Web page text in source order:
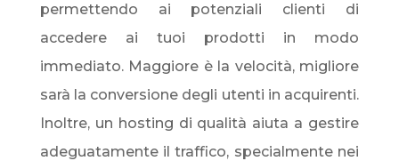
permettendo ai potenziali clienti di
accedere ai tuoi prodotti in modo
immediato. Maggiore è la velocità, migliore
sarà la conversione degli utenti in acquirenti.
Inoltre, un hosting di qualità aiuta a gestire
adeguatamente il traffico, specialmente nei